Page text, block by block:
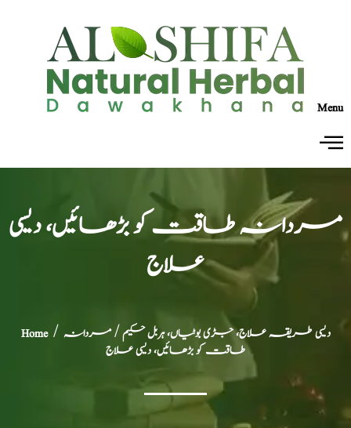
Menu
مردانہ طاقت کو بڑھائیں، دیسی
علاج
Home/ دیسی طریقہ علاج، جڑی بوٹیاں، ہربل حکیم/ مردانہ
طاقت کو بڑھائیں، دیسی علاج